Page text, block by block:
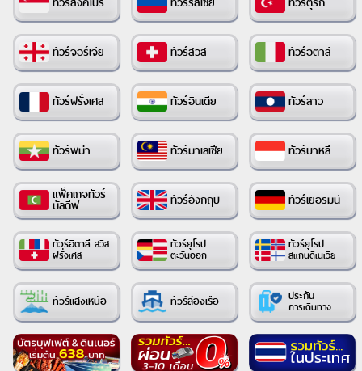
ทัวร์จอร์เจีย ทัวร์สวิส ทัวร์อิตาลี
ทัวร์ฝรั่งเศส ทัวร์อินเดีย ทัวร์ลาว
ทัวร์พม่า ทัวร์มาเลเซีย ทัวร์บาหลี
แพ็คเกจทัวร์
มัลดีฟ ทัวร์อังกฤษ ทัวร์เยอรมนี
ทัวร์อิตาลี สวิส
ฝรั่งเศส
ทัวร์ยุโรป
ตะวันออก
ทัวร์ยุโรป
สแกนดิเนเวีย
ทัวร์แสงเหนือ ทัวร์ล่องเรือ ประกัน
การเดินทาง